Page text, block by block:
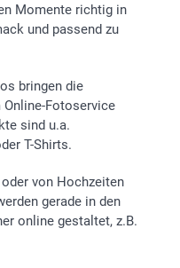
Momente richtig in
und passend zu
bringen die
Fotoservice
sind u.a.
T-Shirts.
von Hochzeiten
gerade in den
online gestaltet, z.B.